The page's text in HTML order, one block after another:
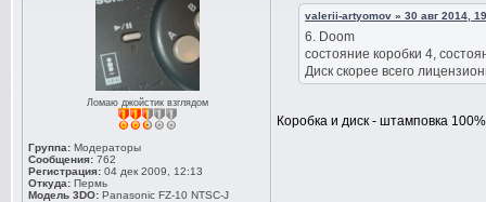
Ломаю джойстик взглядом
Группа: Модераторы
Сообщения: 762
Регистрация: 04 дек 2009, 12:13
Откуда: Пермь
Модель 3DO: Panasonic FZ-10 NTSC-J
valerii-artyomov » 30 авг 2014,
6. Doom
состояние коробки 4,
Диск скорее всего
Коробка и диск - штамповка